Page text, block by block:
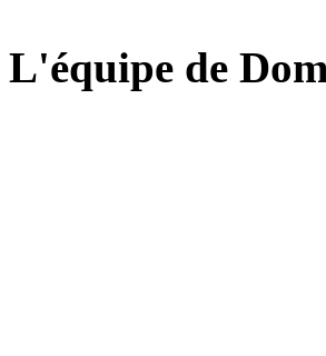
L'équipe de